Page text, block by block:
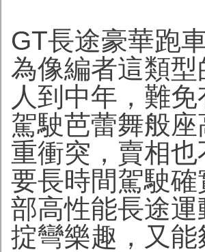
GT長途豪華跑
為像編者這類
人到中年，難
駕駛芭蕾舞般
重衝突，賣相
要長時間駕駛
部高性能長途
掟彎樂趣，又